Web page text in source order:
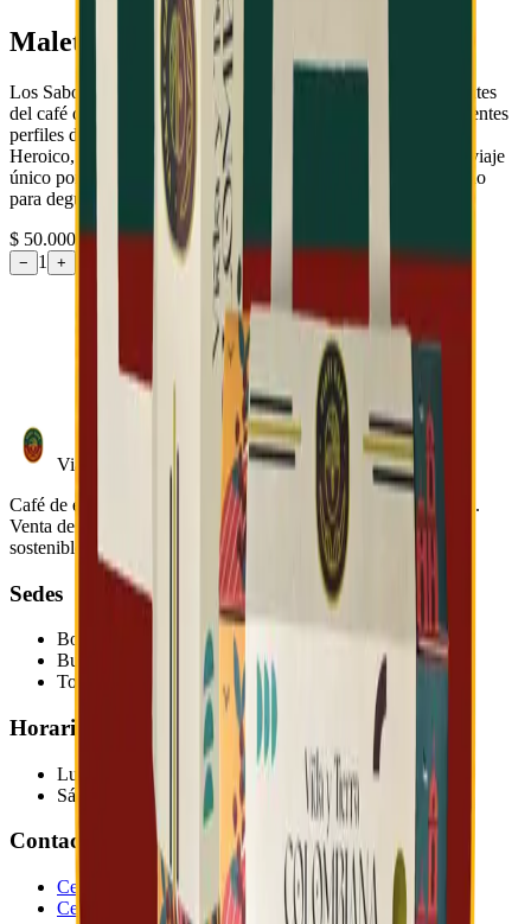
Maletín: Los Sabores de mi Tierra
Los Sabores de mi Tierra es un Maletín pensado para los amantes
del café de especialidad. Contiene seis (6) tríangulos con diferentes
perfiles de taza, dento de los que está nuestro café El Paraiso,
Heroico, Oromiel y la edición mensual, Macondo. Este es un viaje
único por Colombia, a través de los sabores y el diseño pensado
para degustar el café de especialidad.
$ 50.000
− 1 +
Viati Café
Café de especialidad colombiano, originario de Togüí, Boyacá.
Venta de cafés de origen, reconocimiento a orígenes, prácticas
sostenibles.
Sedes
Bogotá
Cr 88b # 127 a - 38
Bucaramanga
Calle 30 # 14-48
Togüí - Boyacá
Finca La Lupita, Vereda Manga
Horarios
Lun - Vie
8am - 8pm
Sábado
9am - 7pm
Contacto
Cel:
319 320 74 52
Cel:
320 441 85 11